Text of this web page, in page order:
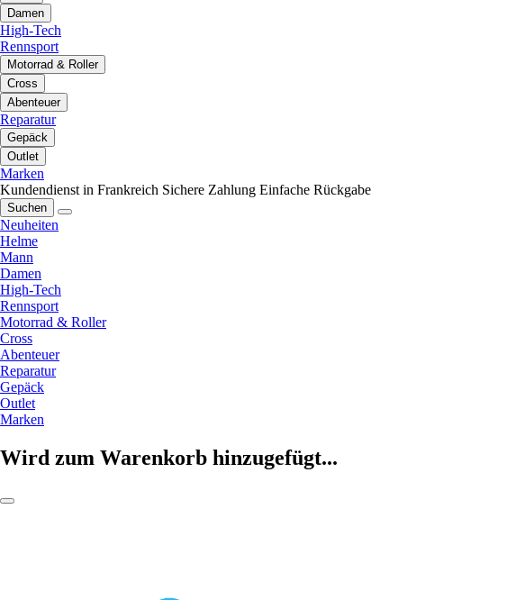
Damen
High-Tech
Rennsport
Motorrad & Roller
Cross
Abenteuer
Reparatur
Gepäck
Outlet
Marken
Kundendienst in Frankreich Sichere Zahlung Einfache Rückgabe
Suchen
Neuheiten
Helme
Mann
Damen
High-Tech
Rennsport
Motorrad & Roller
Cross
Abenteuer
Reparatur
Gepäck
Outlet
Marken
Wird zum Warenkorb hinzugefügt...